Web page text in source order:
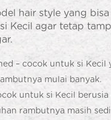
hair style yang
Kecil agar tetap
– cocok untuk si Kecil
mulai banyak.
untuk si Kecil
rambutnya masih